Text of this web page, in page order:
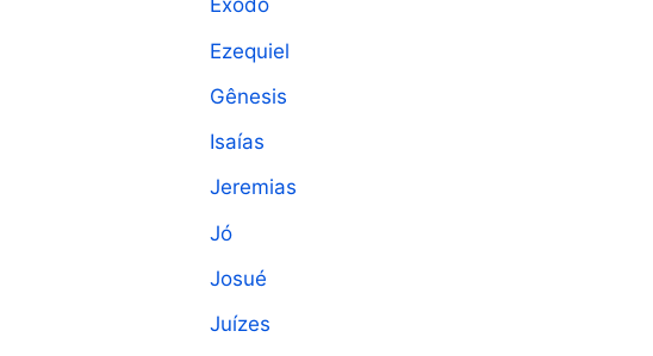
Êxodo
Ezequiel
Gênesis
Isaías
Jeremias
Jó
Josué
Juízes